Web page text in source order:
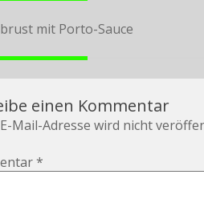
mit Porto-Sauce
einen Kommentar
Mail-Adresse wird nicht
*